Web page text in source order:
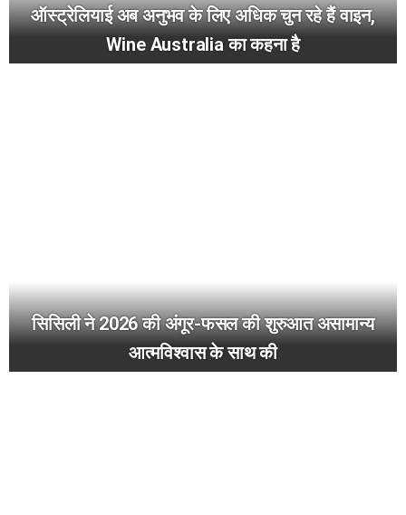
ऑस्ट्रेलियाई अब अनुभव के लिए अधिक चुन रहे हैं वाइन,
Wine Australia का कहना है
सिसिली ने 2026 की अंगूर-फसल की शुरुआत असामान्य
आत्मविश्वास के साथ की